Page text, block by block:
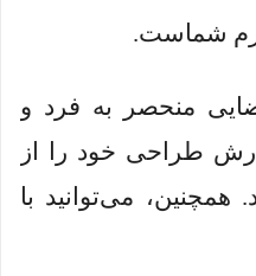
شماست.
منحصر به فرد و
طراحی خود را از
همچنین، می‌توانید با